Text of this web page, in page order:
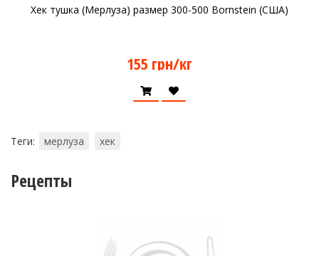
Хек тушка (Мерлуза) размер 300-500 Bornstein (США)
155 грн/кг
Теги: мерлуза хек
Рецепты